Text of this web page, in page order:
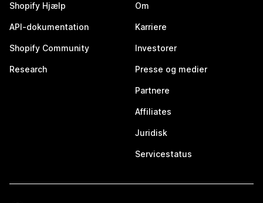
Shopify Hjælp
API-dokumentation
Shopify Community
Research
Om
Karriere
Investorer
Presse og medier
Partnere
Affiliates
Juridisk
Servicestatus